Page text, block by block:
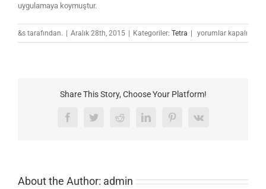
uygulamaya koymuştur.
&s tarafından. | Aralık 28th, 2015 | Kategoriler: Tetra |
G20
Antalya
Çözümleri
yorumlar kapalı
Share This Story, Choose Your Platform!
FacebookTwitterRedditLinkedInPinterestVk
About the Author: admin